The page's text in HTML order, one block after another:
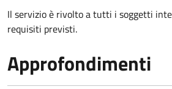
Il servizio è rivolto a tutti i soggetti
requisiti previsti.
Approfondimenti